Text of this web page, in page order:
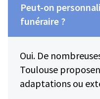
Peut-on
funéraire ?
Oui. De
Toulouse
adaptations ou